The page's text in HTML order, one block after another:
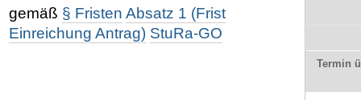
Termin
gemäß § Fristen Absatz 1 (Frist
Einreichung Antrag) StuRa-GO